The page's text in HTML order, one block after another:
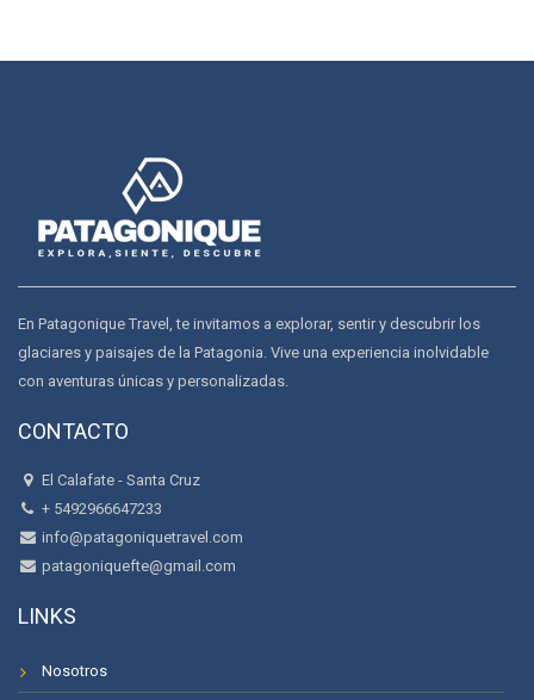
En Patagonique Travel, te invitamos a explorar, sentir y descubrir los
glaciares y paisajes de la Patagonia. Vive una experiencia inolvidable
con aventuras únicas y personalizadas.
CONTACTO
El Calafate - Santa Cruz
+ 5492966647233
info@patagoniquetravel.com
patagoniquefte@gmail.com
LINKS
Nosotros